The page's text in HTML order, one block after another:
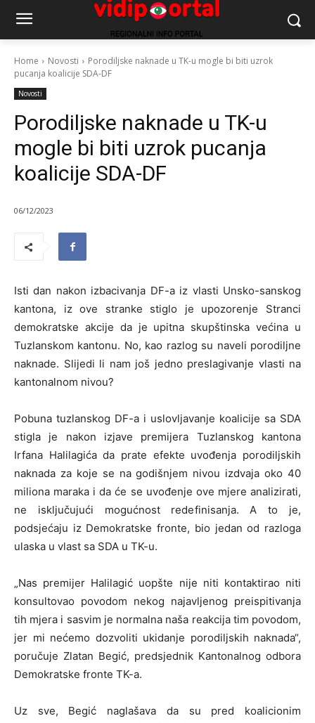
Home Novosti
Porodiljske naknade u TK-u mogle bi biti uzrok
pucanja koalicije SDA-DF
Novosti
Porodiljske naknade u TK-u
mogle bi biti uzrok pucanja
koalicije SDA-DF
06/12/2023
Isti dan nakon izbacivanja DF-a iz vlasti Unsko-sanskog
kantona, iz ove stranke stiglo je upozorenje Stranci
demokratske akcije da je upitna skupštinska većina u
Tuzlanskom kantonu. No, kao razlog su naveli porodiljne
naknade. Slijedi li nam još jedno preslagivanje vlasti na
kantonalnom nivou?
Pobuna tuzlanskog DF-a i uslovljavanje koalicije sa SDA
stigla je nakon izjave premijera Tuzlanskog kantona
Irfana Halilagića da prate efekte uvođenja porodiljskih
naknada za koje se na godišnjem nivou izdvaja oko 40
miliona maraka i da će se uvođenje ove mjere analizirati,
ne isključujući mogućnost redefinisanja. A to je,
podsjećaju iz Demokratske fronte, bio jedan od razloga
ulaska u vlast sa SDA u TK-u.
„Nas premijer Halilagić uopšte nije niti kontaktirao niti
konsultovao povodom nekog najavljenog preispitivanja
tih mjera i sasvim je normalna naša reakcija tim povodom,
jer mi nećemo dozvoliti ukidanje porodiljskih naknada“,
poručuje Zlatan Begić, predsjednik Kantonalnog odbora
Demokratske fronte TK-a.
Uz sve, Begić naglašava da su pred koalicionim